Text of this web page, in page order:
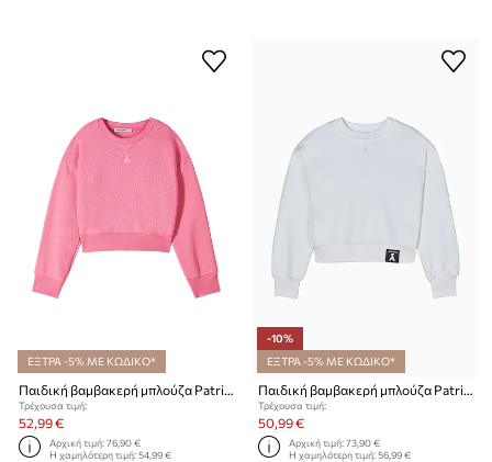
ΕΞΤΡΑ -5% ΜΕ ΚΩΔΙΚΟ*
Παιδική βαμβακερή μπλούζα Patrizia Pepe J315
Τρέχουσα τιμή:
52,99 €
Αρχική τιμή:76,90 €
Η χαμηλότερη τιμή:54,99 €
-10%
ΕΞΤΡΑ -5% ΜΕ ΚΩΔΙΚΟ*
Παιδική βαμβακερή μπλούζα Patrizia Pepe J315
Τρέχουσα τιμή:
50,99 €
Αρχική τιμή:73,90 €
Η χαμηλότερη τιμή:56,99 €